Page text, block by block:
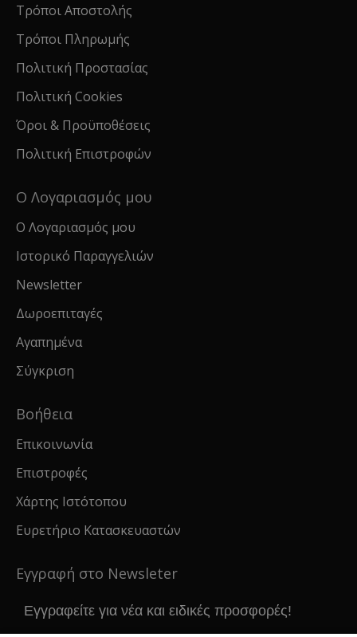
Τρόποι Αποστολής
Τρόποι Πληρωμής
Πολιτική Προστασίας
Πολιτική Cookies
Όροι & Προϋποθέσεις
Πολιτική Επιστροφών
Ο Λογαριασμός μου
Ο Λογαριασμός μου
Ιστορικό Παραγγελιών
Newsletter
Δωροεπιταγές
Αγαπημένα
Σύγκριση
Βοήθεια
Επικοινωνία
Επιστροφές
Χάρτης Ιστότοπου
Ευρετήριο Κατασκευαστών
Εγγραφή στο Newsleter
Εγγραφείτε για νέα και ειδικές προσφορές!